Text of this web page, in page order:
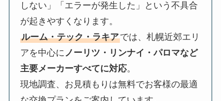
しない」「エラーが発生した」という不具合
が起きやすくなります。
ルーム・テック・ラキアでは、札幌近郊エリ
アを中心にノーリツ・リンナイ・パロマなど
主要メーカーすべてに対応。
現地調査、お見積もりは無料でお客様の最適